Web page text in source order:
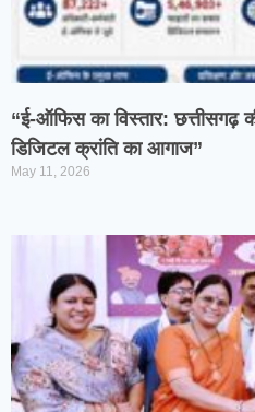
“ई-ऑफिस का विस्तार: छत्तीसगढ़
डिजिटल क्रांति का आगाज”
May 11, 2026